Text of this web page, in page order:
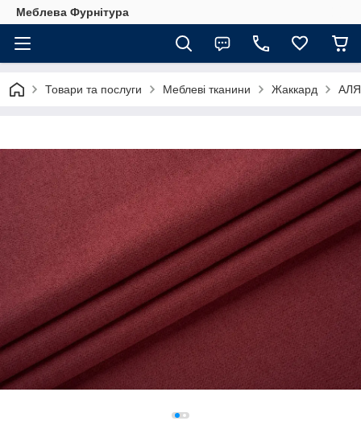
Меблева Фурнітура
Товари та послуги Меблеві тканини Жаккард